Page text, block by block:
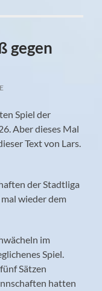
gegen
Spiel der
Aber dieses Mal
Text von Lars.
der Stadtliga
wieder dem
im
Spiel.
Sätzen
hatten